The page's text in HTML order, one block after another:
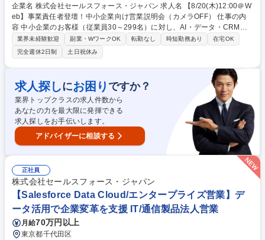
企業名 株式会社セールスフォース・ジャパン 求人名 【8/20(木)12:00＠W
eb】事業責任者登壇！中小企業向け営業説明会（カメラOFF） 仕事の内
容 中小企業のお客様（従業員30～299名）に対し、AI・データ・CRMを
活用したソリューションを提案し、経営課題や業務課題の解決を支援する
営業職についてご紹介するオンライン説明会を開催します。 本説明会で
は、Salesforceのコマーシャル営業組織を統括する責任者と現役アカウン
トエグゼクティブが登壇し、仕事内容ややりがい、キャリアパスをご紹介
します。「Salesforceの営業はどんな仕事なのか」「どのような経験を積
めるのか」といった疑問にお答えするほか、匿名で参加できるQ&Aも実施
します。IT・SaaS業界に興味がある方、仕事内容や働く環境を知りたい
方、応募を迷われている方もぜひお気軽にご参加ください。 募集職種
【8/20(木)12:00＠Web】事業責任者登壇！中小企業向け営業説明会（カ
メラOFF）
業界未経験歓迎 副業・WワークOK 転勤なし 時短勤務あり
在宅OK
完全週休2日制
土日祝休み
求人探しにお困り ですか？
業界トップクラスの求人件数から
あなたの力を最大限に発揮できる
求人探しをお手伝いします。
アドバイザーに相談する
正社員
株式会社セールスフォース・ジャパン
【Salesforce Data Cloud/エンタープライズ営業】デ
ータ活用で企業変革を支援 IT/通信製品法人営業
月給70万円以上
東京都千代田区